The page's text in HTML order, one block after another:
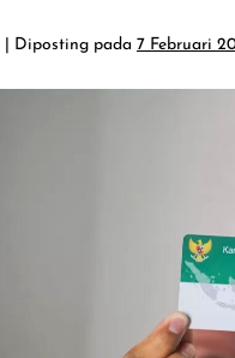
Diposting pada 7 Februari